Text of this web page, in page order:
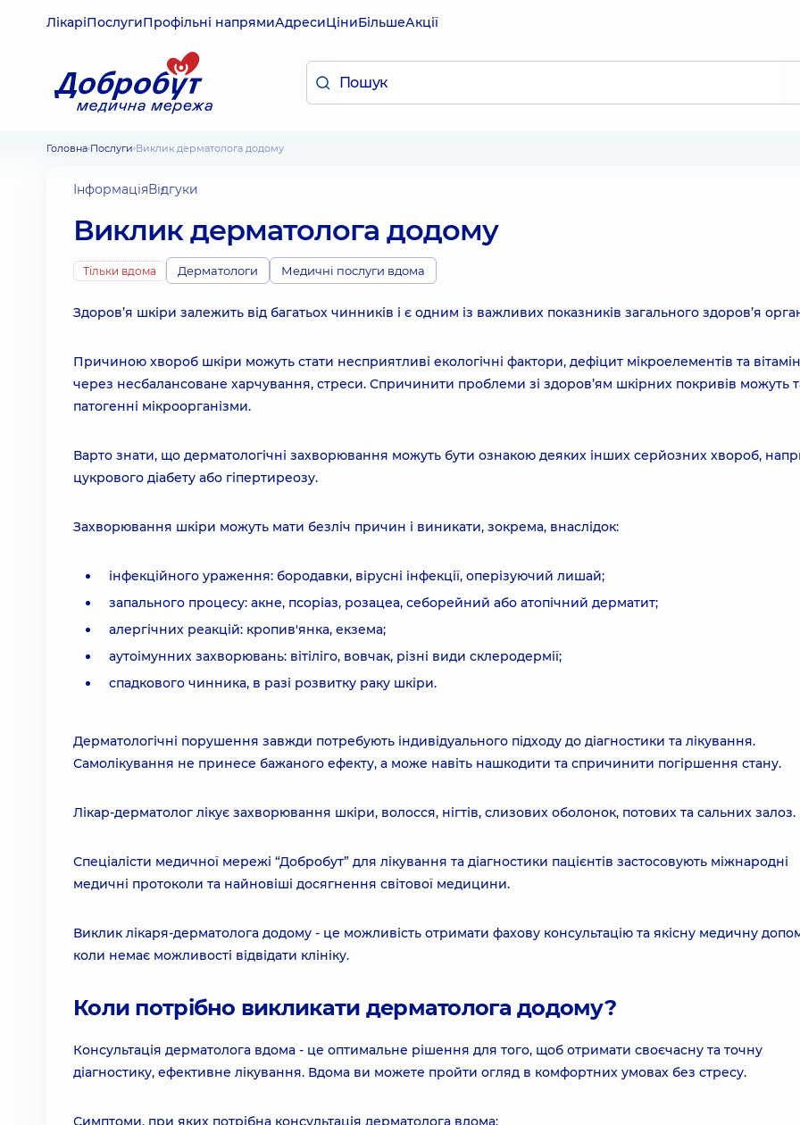
ЛікаріПослугиПрофільні напрямиАдресиЦіниБільшеАкції
Головна Послуги Виклик дерматолога додому
ІнформаціяВідгуки
Виклик дерматолога додому
Тільки вдома Дерматологи Медичні послуги вдома
Здоров’я шкіри залежить від багатьох чинників і є одним із важливих показників загального здоров’я
Причиною хвороб шкіри можуть стати несприятливі екологічні фактори, дефіцит мікроелементів та
через несбалансоване харчування, стреси. Спричинити проблеми зі здоров’ям шкірних покривів можуть
патогенні мікроорганізми.
Варто знати, що дерматологічні захворювання можуть бути ознакою деяких інших серйозних хвороб,
цукрового діабету або гіпертиреозу.
Захворювання шкіри можуть мати безліч причин і виникати, зокрема, внаслідок:
інфекційного ураження: бородавки, вірусні інфекції, оперізуючий лишай;
запального процесу: акне, псоріаз, розацеа, себорейний або атопічний дерматит;
алергічних реакцій: кропив'янка, екзема;
аутоімунних захворювань: вітіліго, вовчак, різні види склеродермії;
спадкового чинника, в разі розвитку раку шкіри.
Дерматологічні порушення завжди потребують індивідуального підходу до діагностики та лікування.
Самолікування не принесе бажаного ефекту, а може навіть нашкодити та спричинити погіршення стану.
Лікар-дерматолог лікує захворювання шкіри, волосся, нігтів, слизових оболонок, потових та сальних залоз.
Спеціалісти медичної мережі “Добробут” для лікування та діагностики пацієнтів застосовують міжнародні
медичні протоколи та найновіші досягнення світової медицини.
Виклик лікаря-дерматолога додому - це можливість отримати фахову консультацію та якісну медичну
коли немає можливості відвідати клініку.
Коли потрібно викликати дерматолога додому?
Консультація дерматолога вдома - це оптимальне рішення для того, щоб отримати своєчасну та точну
діагностику, ефективне лікування. Вдома ви можете пройти огляд в комфортних умовах без стресу.
Симптоми, при яких потрібна консультація дерматолога вдома: